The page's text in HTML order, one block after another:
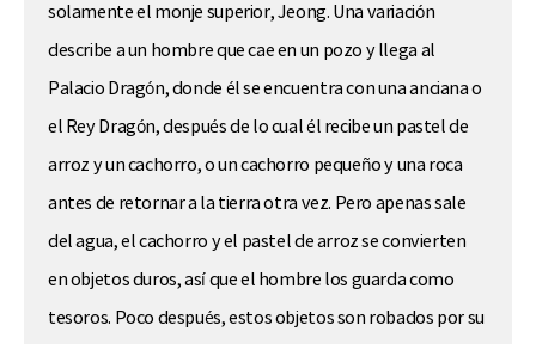
solamente el monje superior, Jeong. Una variación
describe a un hombre que cae en un pozo y llega al
Palacio Dragón, donde él se encuentra con una anciana o
el Rey Dragón, después de lo cual él recibe un pastel de
arroz y un cachorro, o un cachorro pequeño y una roca
antes de retornar a la tierra otra vez. Pero apenas sale
del agua, el cachorro y el pastel de arroz se convierten
en objetos duros, así que el hombre los guarda como
tesoros. Poco después, estos objetos son robados por su